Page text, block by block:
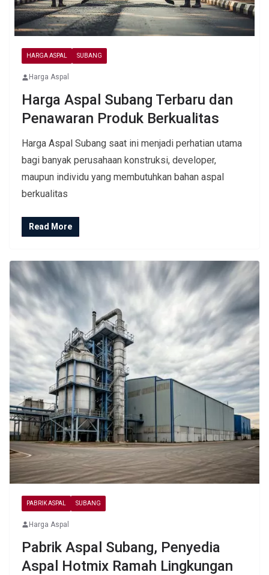
HARGA ASPAL SUBANG
Harga Aspal
Harga Aspal Subang Terbaru dan
Penawaran Produk Berkualitas
Harga Aspal Subang saat ini menjadi perhatian utama
bagi banyak perusahaan konstruksi, developer,
maupun individu yang membutuhkan bahan aspal
berkualitas
Read More
PABRIK ASPAL SUBANG
Harga Aspal
Pabrik Aspal Subang, Penyedia
Aspal Hotmix Ramah Lingkungan